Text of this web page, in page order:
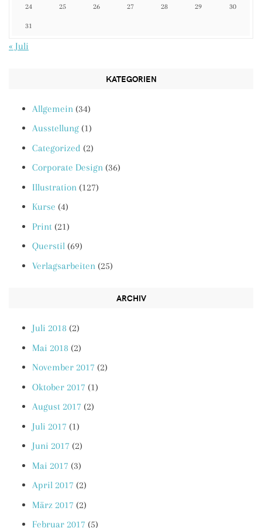
24 25 26 27 28 29 30
31
« Juli
KATEGORIEN
Allgemein (34)
Ausstellung (1)
Categorized (2)
Corporate Design (36)
Illustration (127)
Kurse (4)
Print (21)
Querstil (69)
Verlagsarbeiten (25)
ARCHIV
Juli 2018 (2)
Mai 2018 (2)
November 2017 (2)
Oktober 2017 (1)
August 2017 (2)
Juli 2017 (1)
Juni 2017 (2)
Mai 2017 (3)
April 2017 (2)
März 2017 (2)
Februar 2017 (5)